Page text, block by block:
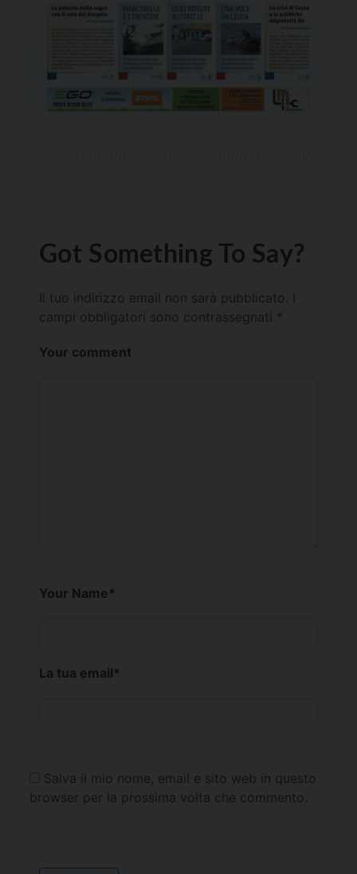
Got Something To Say?
Il tuo indirizzo email non sarà pubblicato.
campi obbligatori sono contrassegnati *
Your comment
Your Name*
La tua email*
Salva il mio nome, email e sito web in questo
browser per la prossima volta che commento.